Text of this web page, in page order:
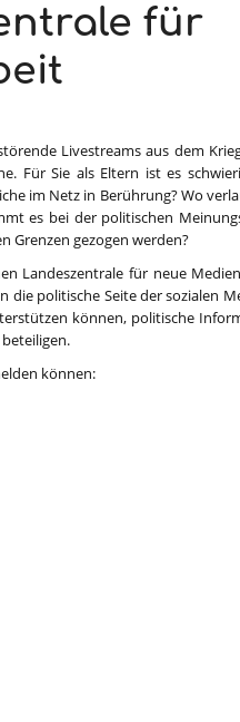
für
Livestreams aus dem
Für Sie als Eltern ist es
im Netz in Berührung? Wo
es bei der politischen
Grenzen gezogen werden?
Landeszentrale für neue
die politische Seite der sozialen
können, politische
können: